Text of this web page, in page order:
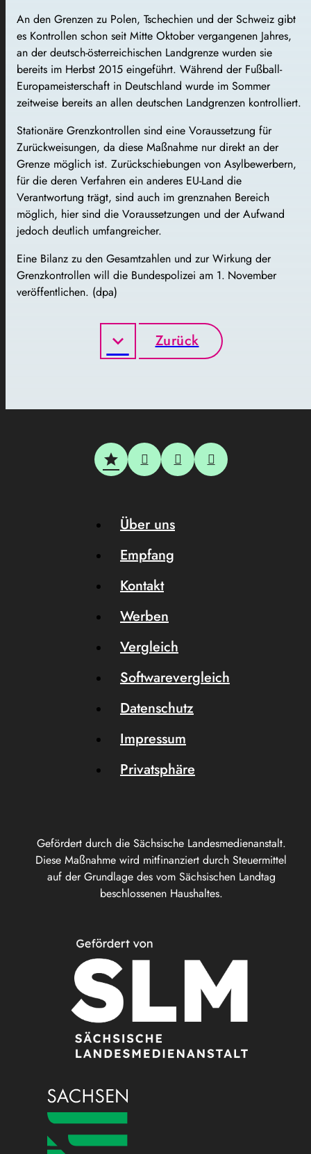
An den Grenzen zu Polen, Tschechien und der Schweiz gibt
es Kontrollen schon seit Mitte Oktober vergangenen Jahres,
an der deutsch-österreichischen Landgrenze wurden sie
bereits im Herbst 2015 eingeführt. Während der Fußball-
Europameisterschaft in Deutschland wurde im Sommer
zeitweise bereits an allen deutschen Landgrenzen kontrolliert.
Stationäre Grenzkontrollen sind eine Voraussetzung für
Zurückweisungen, da diese Maßnahme nur direkt an der
Grenze möglich ist. Zurückschiebungen von Asylbewerbern,
für die deren Verfahren ein anderes EU-Land die
Verantwortung trägt, sind auch im grenznahen Bereich
möglich, hier sind die Voraussetzungen und der Aufwand
jedoch deutlich umfangreicher.
Eine Bilanz zu den Gesamtzahlen und zur Wirkung der
Grenzkontrollen will die Bundespolizei am 1. November
veröffentlichen. (dpa)
Zurück
Gefördert durch die Sächsische Landesmedienanstalt.
Diese Maßnahme wird mitfinanziert durch Steuermittel
auf der Grundlage des vom Sächsischen Landtag
beschlossenen Haushaltes.
Über uns
Empfang
Kontakt
Werben
Vergleich
Softwarevergleich
Datenschutz
Impressum
Privatsphäre